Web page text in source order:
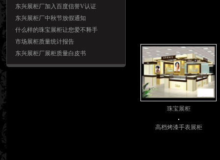
东兴展柜厂加入百度信誉V认证
东兴展柜厂中秋节放假通知
什么样的珠宝展柜让您爱不释手
市场展柜质量统计报告
东兴展柜厂展柜质量白皮书
珠宝展柜
高档烤漆手表展柜